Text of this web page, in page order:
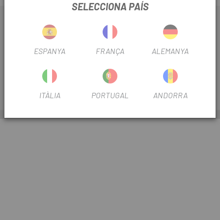
EXPLORAR
SERVEIS
ESCAPA
SELECCIONA PAÍS
ESPANYA FRANÇA ALEMANYA
ITÀLIA PORTUGAL ANDORRA